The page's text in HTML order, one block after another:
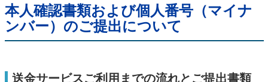
本人確認書類および個人番号（マイナ
ンバー）のご提出について
送金サービスご利用までの流れとご提出書類